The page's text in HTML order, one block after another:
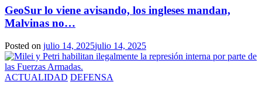
GeoSur lo viene avisando, los ingleses mandan,
Malvinas no…
Posted on julio 14, 2025julio 14, 2025
ACTUALIDAD DEFENSA